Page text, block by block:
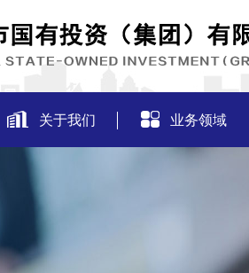
关于我们 业务领域